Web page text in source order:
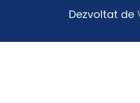
Dezvoltat de